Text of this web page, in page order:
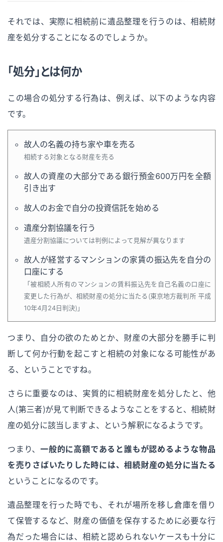
それでは、実際に相続前に遺品整理を行うのは、相続財
産を処分することになるのでしょうか。
「処分」とは何か
この場合の処分する行為は、例えば、以下のような内容
です。
故人の名義の持ち家や車を売る
相続する対象となる財産を売る
故人の資産の大部分である銀行預金600万円を全額
引き出す
故人のお金で自分の投資信託を始める
遺産分割協議を行う
遺産分割協議については判例によって見解が異なります
故人が経営するマンションの家賃の振込先を自分の
口座にする
被相続人所有のマンションの賃料振込先を自己名義の口座に
変更した行為が、相続財産の処分に当たる（東京地方裁判所 平成
10年4月24日判決）
つまり、自分の欲のためとか、財産の大部分を勝手に判
断して何か行動を起こすと相続の対象になる可能性があ
る、ということですね。
さらに重要なのは、実質的に相続財産を処分したと、他
人（第三者）が見て判断できるようなことをすると、相続財
産の処分に該当しますよ、という解釈になるようです。
つまり、一般的に高額であると誰もが認めるような物品
を売りさばいたりした時には、相続財産の処分に当たる
ということになるのです。
遺品整理を行った時でも、それが場所を移し倉庫を借り
て保管するなど、財産の価値を保存するために必要な行
為だった場合には、相続と認められないケースも十分に